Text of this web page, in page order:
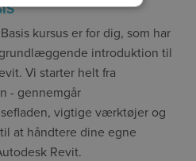
kursus er for dig, som har
introduktion til
Vi starter helt fra
- gennemgår
vigtige værktøjer og
at håndtere dine egne
Revit.